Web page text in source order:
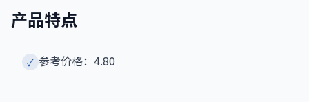
产品特点
✓ 参考价格：4.80